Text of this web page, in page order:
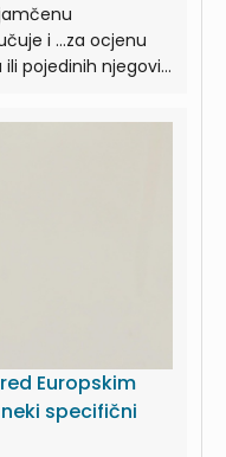
ocjenu
ili pojedinih njegovih
članak 48. stavak
obvezuje te da su
odredba
Europskim
specifični